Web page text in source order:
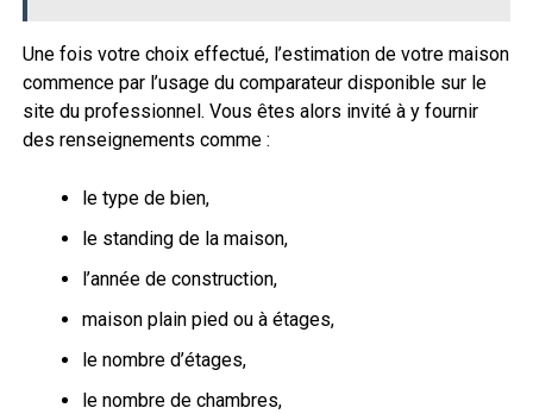
Une fois votre choix effectué, l’estimation de votre maison
commence par l’usage du comparateur disponible sur le
site du professionnel. Vous êtes alors invité à y fournir
des renseignements comme :
le type de bien,
le standing de la maison,
l’année de construction,
maison plain pied ou à étages,
le nombre d’étages,
le nombre de chambres,